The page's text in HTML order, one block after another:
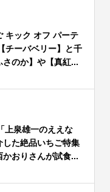
キック オフ パーテ
チーバベリー】と千
さのか】や【真紅...
上泉雄一のええな
した絶品いちご特集
かおりさんが試食...